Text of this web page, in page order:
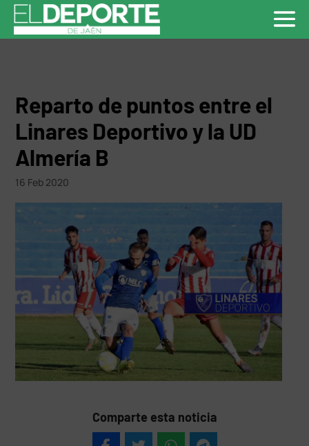
Reparto de puntos entre el
Linares Deportivo y la UD
Almería B
16 Feb 2020
Comparte esta noticia